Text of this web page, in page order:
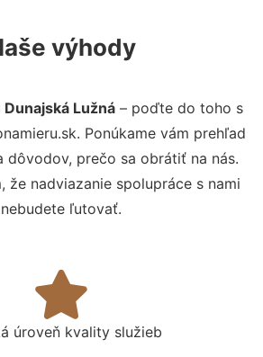
výhody
Lužná– poďte do toho s
Ponúkame vám prehľad
dôvodov, prečo sa obrátiť na nás.
že nadviazanie spolupráce s nami
nebudete ľutovať.
úroveň kvality služieb